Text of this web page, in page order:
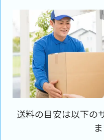
送料の目安は以下の